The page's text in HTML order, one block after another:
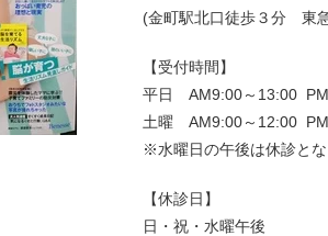
(金町駅北口徒歩３分 東
【受付時間】
平日 AM9:00～13:00
土曜 AM9:00～12:00
※水曜日の午後は休診と
【休診日】
日・祝・水曜午後